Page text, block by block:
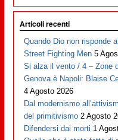
Articoli recenti
Quando Dio non risponde
Street Fighting Men 5
Si alza il vento / 4 – Zone
Genova è Napoli: Blaise
4 Agosto 2026
Dal modernismo
del primitivismo 2 Agosto
Difendersi dai morti 1